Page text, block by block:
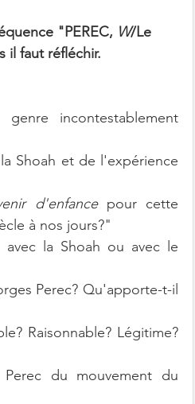
"PEREC, W/Le
il faut réfléchir.
incontestablement
Shoah et de l'expérience
d'enfance pour cette
à nos jours?"
la Shoah ou avec le
Perec? Qu'apporte-t-il
Raisonnable? Légitime?
du mouvement du